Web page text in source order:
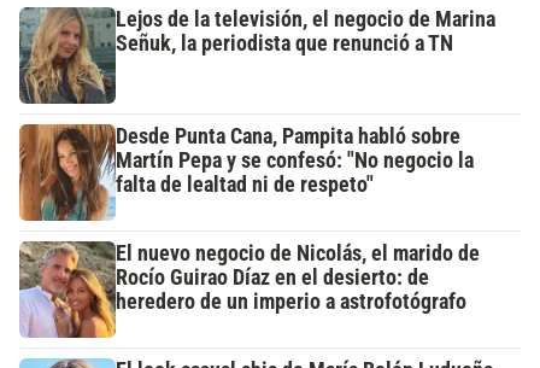
Lejos de la televisión, el negocio de Marina
Señuk, la periodista que renunció a TN
Desde Punta Cana, Pampita habló sobre
Martín Pepa y se confesó: "No negocio la
falta de lealtad ni de respeto"
El nuevo negocio de Nicolás, el marido de
Rocío Guirao Díaz en el desierto: de
heredero de un imperio a astrofotógrafo